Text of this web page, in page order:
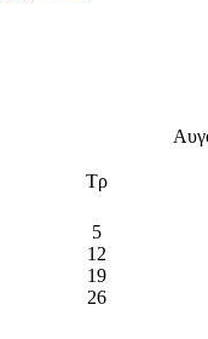
Τρ
5
12
19
26